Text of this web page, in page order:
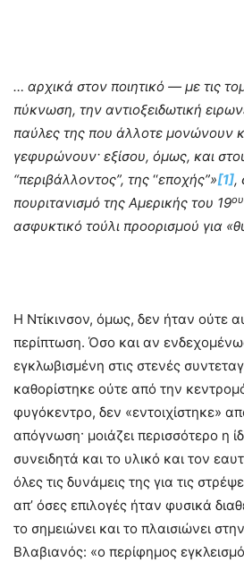
… αρχικά στον ποιητικό — με τις
πύκνωση, την αντιοξειδωτική
παύλες της που άλλοτε μονώνουν
γεφυρώνουν· εξίσου, όμως, και
“περιβάλλοντος”, της ‘‘εποχής”»[1],
πουριτανισμό της Αμερικής του 19ου
ασφυκτικό τούλι προορισμού για
Η Ντίκινσον, όμως, δεν ήταν ούτε
περίπτωση. Όσο και αν
εγκλωβισμένη στις στενές
καθορίστηκε ούτε από την
φυγόκεντρο, δεν «εντοιχίστηκε»
απόγνωση· μοιάζει περισσότερο η
συνειδητά και το υλικό και τον
όλες τις δυνάμεις της για τις
απ’ όσες επιλογές ήταν φυσικά
το σημειώνει και το πλαισιώνει
Βλαβιανός: «ο περίφημος